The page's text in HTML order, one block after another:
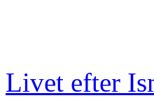
Livet efter